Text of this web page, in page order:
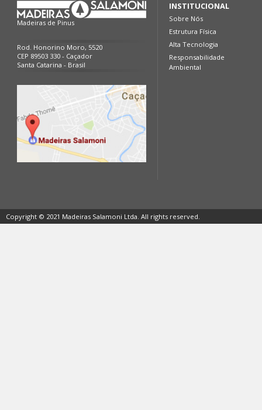
Madeiras de Pinus
Rod. Honorino Moro, 5520
CEP 89503 330 - Caçador
Santa Catarina - Brasil
INSTITUCIONAL
Sobre Nós
Estrutura Física
Alta Tecnologia
Responsabilidade
Ambiental
Copyright © 2021 Madeiras Salamoni Ltda. All rights reserved.